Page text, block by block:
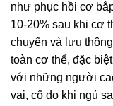
như phục hồi cơ
10-20% sau khi cơ
chuyển và lưu
toàn cơ thể, đặc
với những người
vai, cổ do khi ngủ